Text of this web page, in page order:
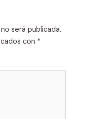
será publicada.
con *